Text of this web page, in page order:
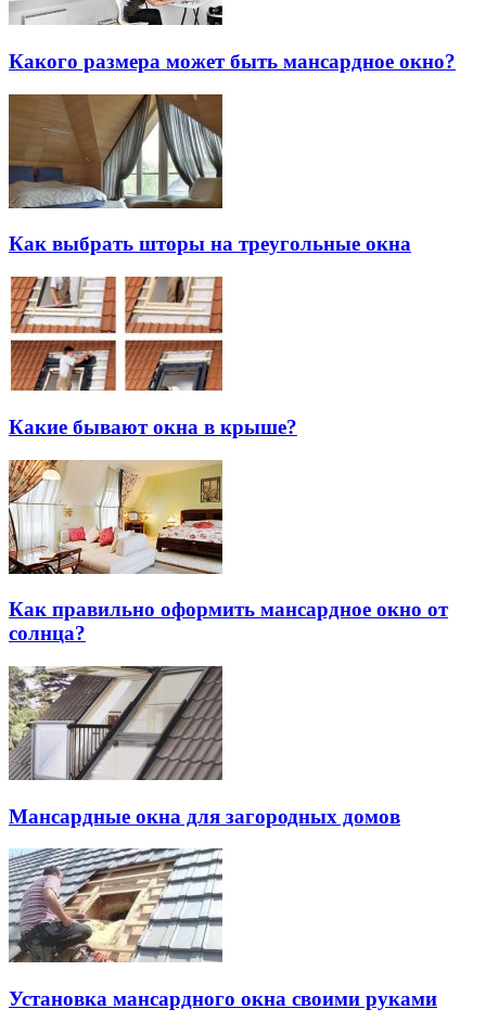
Какого размера может быть мансардное окно?
Как выбрать шторы на треугольные окна
Какие бывают окна в крыше?
Как правильно оформить мансардное окно от
солнца?
Мансардные окна для загородных домов
Установка мансардного окна своими руками